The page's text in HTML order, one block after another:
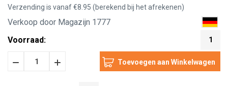
Verzending is vanaf €8.95 (berekend bij het afrekenen)
Verkoop door Magazijn 1777
Voorraad:
1
HoeveelheidHoeveelheid